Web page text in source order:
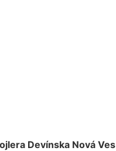
Devínska Nová Ves